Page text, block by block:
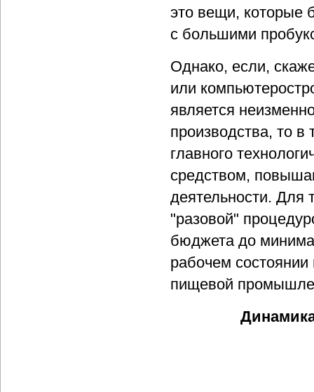
это вещи, которые
с большими
Однако, если,
или
является
производства, то
главного
средством,
деятельности. Для
"разовой"
бюджета до
рабочем
пищевой